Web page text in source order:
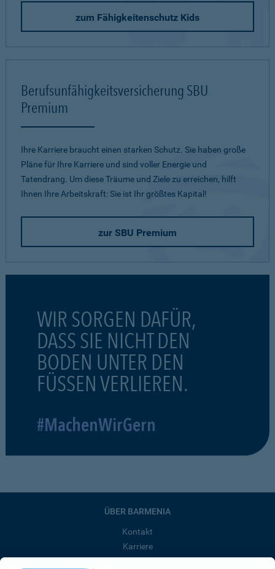
zum Fähigkeitenschutz Kids
Berufsunfähigkeitsversicherung SBU
Premium
Ihre Karriere braucht einen starken Schutz. Sie haben große
Pläne für Ihre Karriere und sind voller Energie und
Tatendrang. Um diese Träume und Ziele zu erreichen, hilft
Ihnen Ihre Arbeitskraft: Sie ist Ihr größtes Kapital!
zur SBU Premium
WIR SORGEN DAFÜR,
DASS SIE NICHT DEN
BODEN UNTER DEN
FÜSSEN VERLIEREN.
#MachenWirGern
ÜBER BARMENIA
Kontakt
Karriere